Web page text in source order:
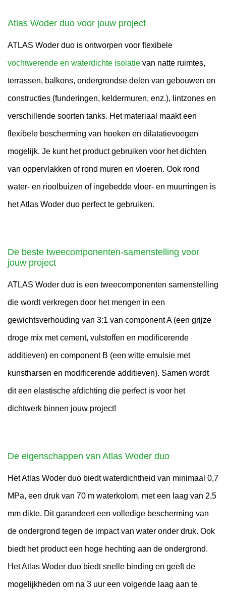
Atlas Woder duo voor jouw project
ATLAS Woder duo is ontworpen voor flexibele
vochtwerende en waterdichte isolatie van natte ruimtes,
terrassen, balkons, ondergrondse delen van gebouwen en
constructies (funderingen, keldermuren, enz.), lintzones en
verschillende soorten tanks. Het materiaal maakt een
flexibele bescherming van hoeken en dilatatievoegen
mogelijk. Je kunt het product gebruiken voor het dichten
van oppervlakken of rond muren en vloeren. Ook rond
water- en rioolbuizen of ingebedde vloer- en muurringen is
het Atlas Woder duo perfect te gebruiken.
De beste tweecomponenten-samenstelling voor
jouw project
ATLAS Woder duo is een tweecomponenten samenstelling
die wordt verkregen door het mengen in een
gewichtsverhouding van 3:1 van component A (een grijze
droge mix met cement, vulstoffen en modificerende
additieven) en component B (een witte emulsie met
kunstharsen en modificerende additieven). Samen wordt
dit een elastische afdichting die perfect is voor het
dichtwerk binnen jouw project!
De eigenschappen van Atlas Woder duo
Het Atlas Woder duo biedt waterdichtheid van minimaal 0,7
MPa, een druk van 70 m waterkolom, met een laag van 2,5
mm dikte. Dit garandeert een volledige bescherming van
de ondergrond tegen de impact van water onder druk. Ook
biedt het product een hoge hechting aan de ondergrond.
Het Atlas Woder duo biedt snelle binding en geeft de
mogelijkheden om na 3 uur een volgende laag aan te